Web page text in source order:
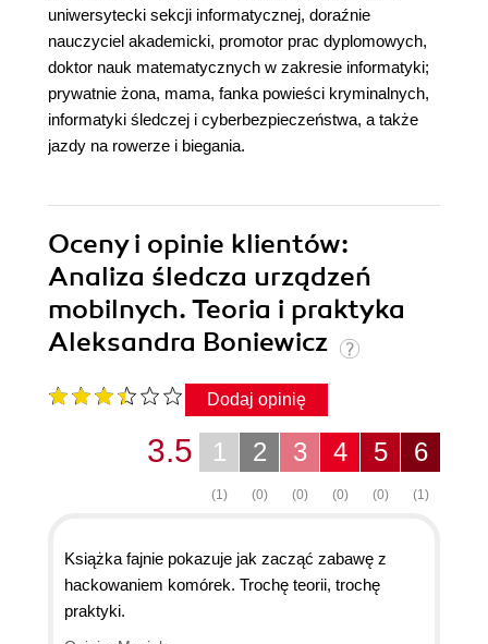
uniwersytecki sekcji informatycznej, doraźnie
nauczyciel akademicki, promotor prac dyplomowych,
doktor nauk matematycznych w zakresie informatyki;
prywatnie żona, mama, fanka powieści kryminalnych,
informatyki śledczej i cyberbezpieczeństwa, a także
jazdy na rowerze i biegania.
Oceny i opinie klientów:
Analiza śledcza urządzeń
mobilnych. Teoria i praktyka
Aleksandra Boniewicz
Dodaj opinię
6
(1)
5
(0)
4
(0)
3
(0)
2
(0)
1
(1)
3.5
Książka fajnie pokazuje jak zacząć zabawę z
hackowaniem komórek. Trochę teorii, trochę
praktyki.